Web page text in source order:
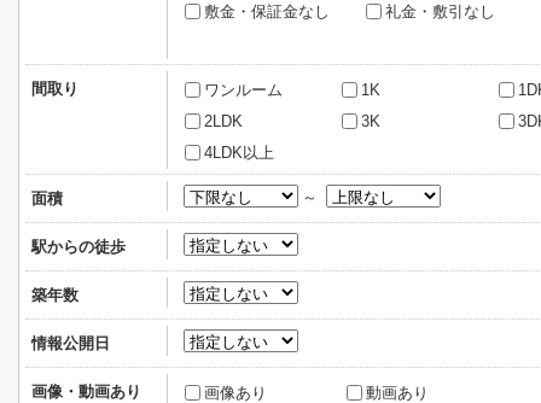
敷金・保証金なし
礼金・敷引なし
間取り ワンルーム 1K
2LDK
3K
4LDK以上
面積 ～
駅からの徒歩
築年数
情報公開日
画像・動画あり 画像あり 動画あり